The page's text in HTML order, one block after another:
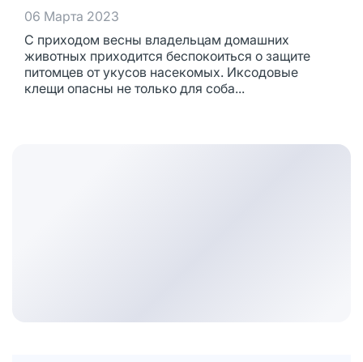
06 Марта 2023
С приходом весны владельцам домашних
животных приходится беспокоиться о защите
питомцев от укусов насекомых. Иксодовые
клещи опасны не только для соба...